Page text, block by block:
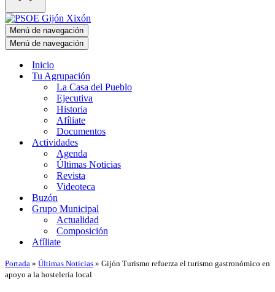
Menú de navegación
Menú de navegación
Inicio
Tu Agrupación
La Casa del Pueblo
Ejecutiva
Historia
Afíliate
Documentos
Actividades
Agenda
Últimas Noticias
Revista
Videoteca
Buzón
Grupo Municipal
Actualidad
Composición
Afíliate
Portada » Últimas Noticias » Gijón Turismo refuerza el turismo gastronómico en
apoyo a la hostelería local